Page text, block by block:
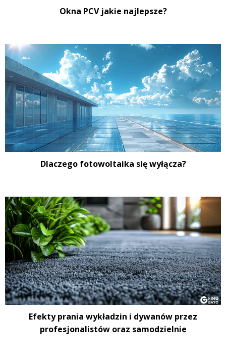
Okna PCV jakie najlepsze?
Dlaczego fotowoltaika się wyłącza?
Efekty prania wykładzin i dywanów przez
profesjonalistów oraz samodzielnie